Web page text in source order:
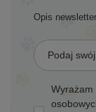
Opis
Podaj
Wyrażam